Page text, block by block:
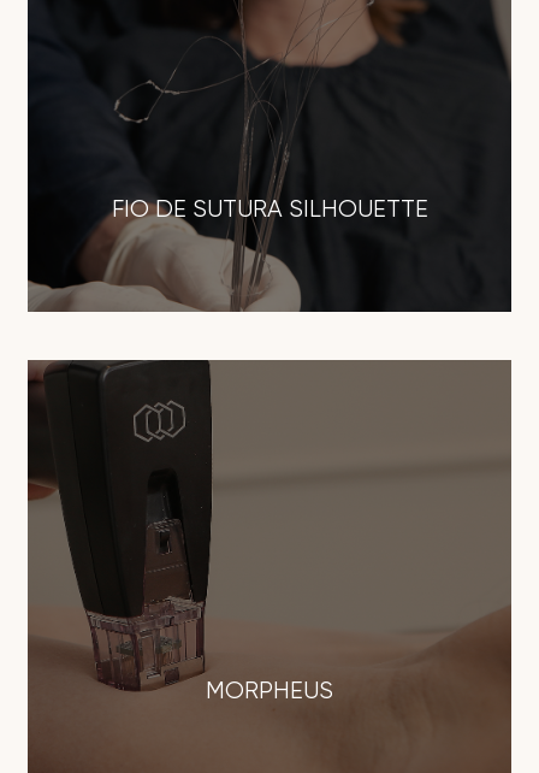
FIO DE SUTURA SILHOUETTE
MORPHEUS